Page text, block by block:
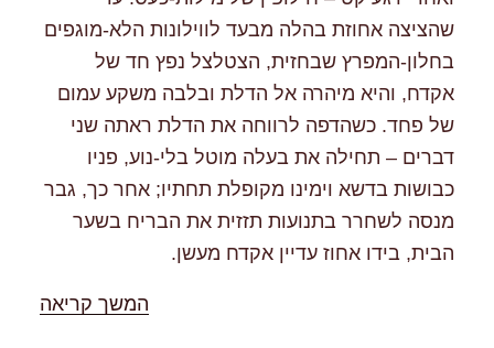
שהציצה אחוזת בהלה מבעד לווילונות הלא-מוגפים
בחלון-המפרץ שבחזית, הצטלצל נפץ חד של
אקדח, והיא מיהרה אל הדלת ובלבה משקע עמום
של פחד. כשהדפה לרווחה את הדלת ראתה שני
דברים – תחילה את בעלה מוטל בלי-נוע, פניו
כבושות בדשא וימינו מקופלת תחתיו; אחר כך, גבר
מנסה לשחרר בתנועות תזזית את הבריח בשער
הבית, בידו אחוז עדיין אקדח מעשן.
המשך קריאה